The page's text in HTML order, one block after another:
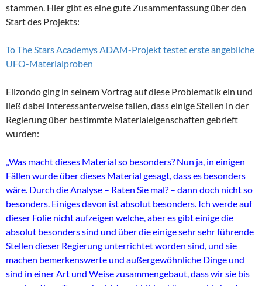
stammen. Hier gibt es eine gute Zusammenfassung über den
Start des Projekts:
To The Stars Academys ADAM-Projekt testet erste angebliche
UFO-Materialproben
Elizondo ging in seinem Vortrag auf diese Problematik ein und
ließ dabei interessanterweise fallen, dass einige Stellen in der
Regierung über bestimmte Materialeigenschaften gebrieft
wurden:
„Was macht dieses Material so besonders? Nun ja, in einigen
Fällen wurde über dieses Material gesagt, dass es besonders
wäre. Durch die Analyse – Raten Sie mal? – dann doch nicht so
besonders. Einiges davon ist absolut besonders. Ich werde auf
dieser Folie nicht aufzeigen welche, aber es gibt einige die
absolut besonders sind und über die einige sehr sehr führende
Stellen dieser Regierung unterrichtet worden sind, und sie
machen bemerkenswerte und außergewöhnliche Dinge und
sind in einer Art und Weise zusammengebaut, dass wir sie bis